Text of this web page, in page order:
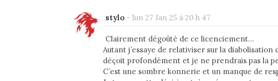
stylo - lun 27 Jan 25 à 20 h 47
Clairement dégoûté de ce licenciement…
Autant j’essaye de relativiser sur la
déçoit profondément et je ne prendrais pas la
C’est une sombre konnerie et un manque de